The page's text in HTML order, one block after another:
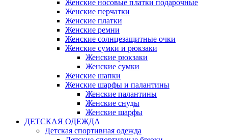
Женские носовые платки подарочные
Женские перчатки
Женские платки
Женские ремни
Женские солнцезащитные очки
Женские сумки и рюкзаки
Женские рюкзаки
Женские сумки
Женские шапки
Женские шарфы и палантины
Женские палантины
Женские снуды
Женские шарфы
ДЕТСКАЯ ОДЕЖДА
Детская спортивная одежда